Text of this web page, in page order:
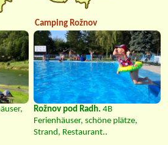
Camping Rožnov
Rožnov pod Radh. 4B
Ferienhäuser, schöne plätze,
Strand, Restaurant..